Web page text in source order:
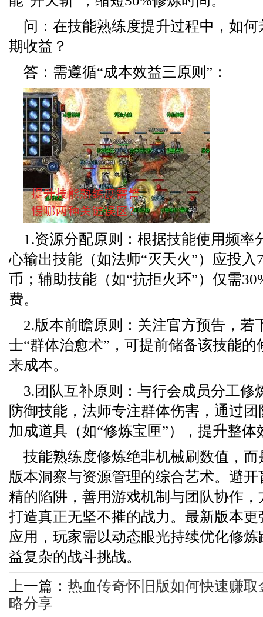
问：在技能熟练度提升过程中，如
期收益？
答：需遵循“成本效益三原则”：
1.资源分配原则：根据技能使用频率
心输出技能（如法师“灭天火”）应投入
币；辅助技能（如“抗拒火环”）仅需
费。
2.版本前瞻原则：关注官方预告，若
士“群体治愈术”，可提前储备该技能
来成本。
3.团队互补原则：与行会成员分工修
防御技能，法师专注群体伤害，通过
加成道具（如“修炼宝匣”），提升整体
技能熟练度修炼绝非机械刷数值，
版本洞察与资源管理的综合艺术。避
精的陷阱，善用游戏机制与团队协作
打造真正无坚不摧的战力。最新版本
应用，玩家需以动态眼光持续优化修
益复杂的战斗挑战。
上一篇： 热血传奇怀旧版如何快速赚
略分享